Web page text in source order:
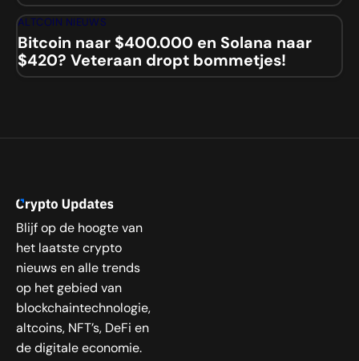
ALTCOIN NIEUWS
Bitcoin naar $400.000 en Solana naar
$420? Veteraan dropt bommetjes!
Blijf op de hoogte van
het laatste crypto
nieuws en alle trends
op het gebied van
blockchaintechnologie,
altcoins, NFT’s, DeFi en
de digitale economie.